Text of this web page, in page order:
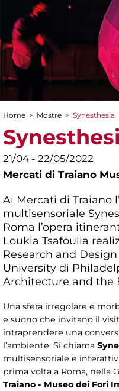
Tu sei qui
Home > Mostre > Synesthesia
21/04 - 22/05/2022
Mercati di Traiano
Ai Mercati di Traiano
multisensoriale
Roma l’opera
Loukia Tsafoulia
Research and
University di
Architecture and the
Una sfera irregolare e
e suono che invitano il
intraprendere una
l’ambiente. Si chiama
multisensoriale e
prima volta a Roma, nella
Traiano - Museo dei Fori